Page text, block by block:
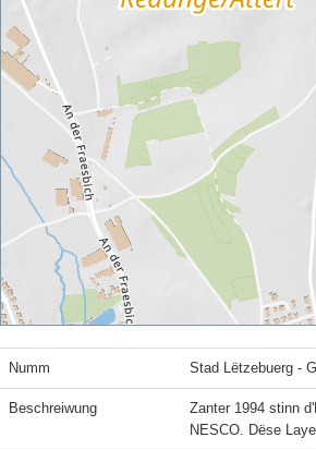
Numm Stad Lëtzebuerg -
Beschreiwung
Zanter 1994 stinn
NESCO. Dëse